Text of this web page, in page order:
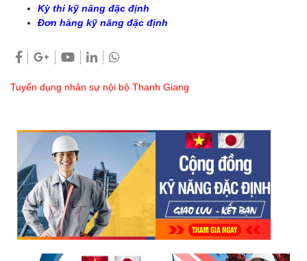
Kỳ thi kỹ năng đặc định
Đơn hàng kỹ năng đặc định
Tuyển dụng nhân sự nội bộ Thanh Giang